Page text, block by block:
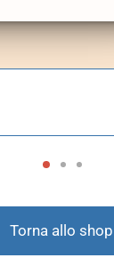
Torna allo shop